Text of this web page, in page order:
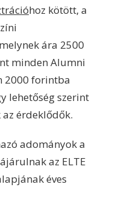
hoz kötött, a
ára 2500
minden Alumni
2000 forintba
lehetőség szerint
az érdeklődők.
adományok a
az ELTE
éves